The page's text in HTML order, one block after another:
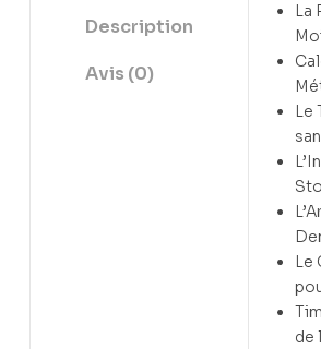
Description
Avis (0)
La
Le
Le
de